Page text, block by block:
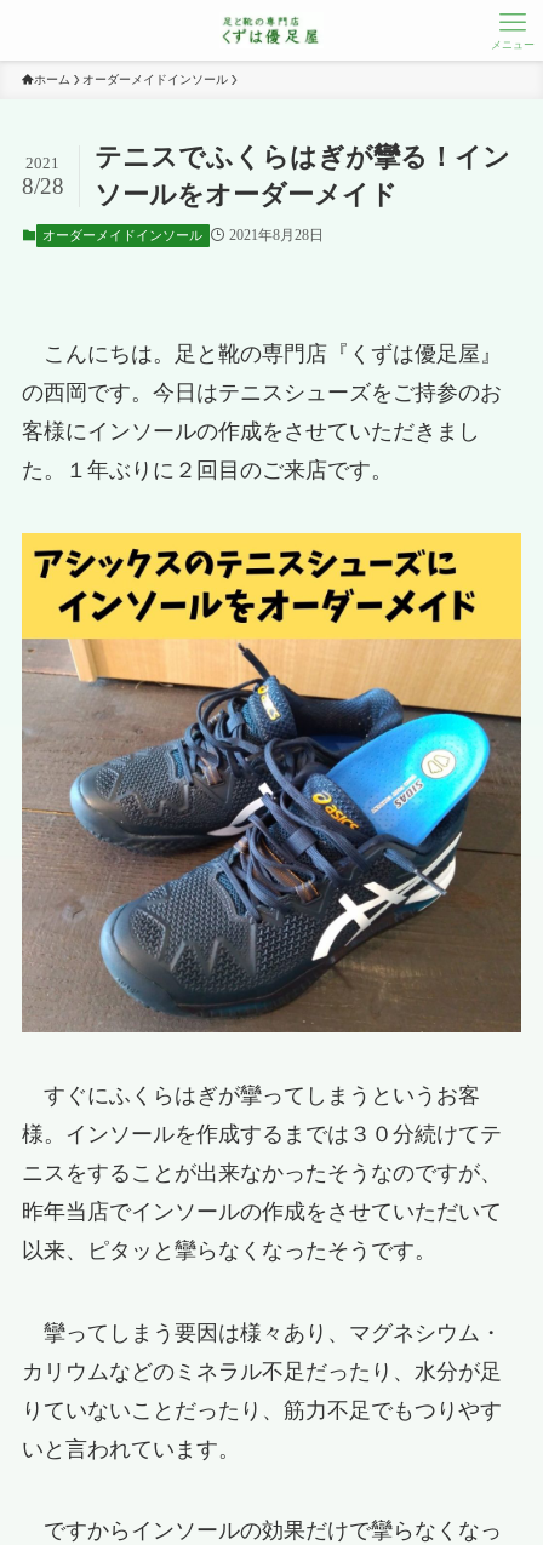
メニュー
ホーム オーダーメイドインソール
テニスでふくらはぎが攣る！イン
ソールをオーダーメイド
2021
8/28
オーダーメイドインソール 2021年8月28日
こんにちは。足と靴の専門店『くずは優足屋』
の西岡です。今日はテニスシューズをご持参のお
客様にインソールの作成をさせていただきまし
た。１年ぶりに２回目のご来店です。
すぐにふくらはぎが攣ってしまうというお客
様。インソールを作成するまでは３０分続けてテ
ニスをすることが出来なかったそうなのですが、
昨年当店でインソールの作成をさせていただいて
以来、ピタッと攣らなくなったそうです。
攣ってしまう要因は様々あり、マグネシウム・
カリウムなどのミネラル不足だったり、水分が足
りていないことだったり、筋力不足でもつりやす
いと言われています。
ですからインソールの効果だけで攣らなくなっ